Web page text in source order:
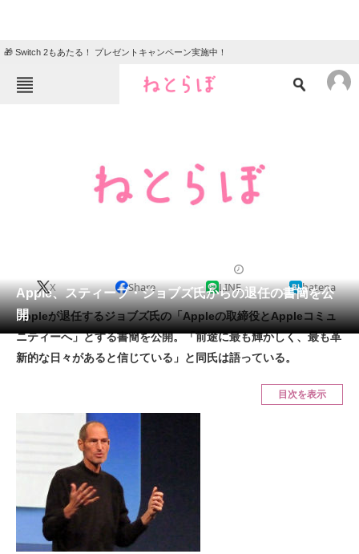
🎁 Switch 2もあたる！ プレゼントキャンペーン実施中！
クイズ
地域
会員記事
メディア
注目記事を集めた総合ページ
スマホと通信の最新トレンド
進化するPCとデバイスの未来
好きが集まる 比べて選べる
ビジネスと働き方のヒント
Apple、スティーブ・ジョブズ氏からの退任の書簡を公
開
X Share LINE hatena
Appleが退任するジョブズ氏の「Appleの取締役とAppleコミュ
ニティーへ」とする書簡を公開。「前途に最も輝かしく、最も革
新的な日々があると信じている」と同氏は語っている。
目次を表示